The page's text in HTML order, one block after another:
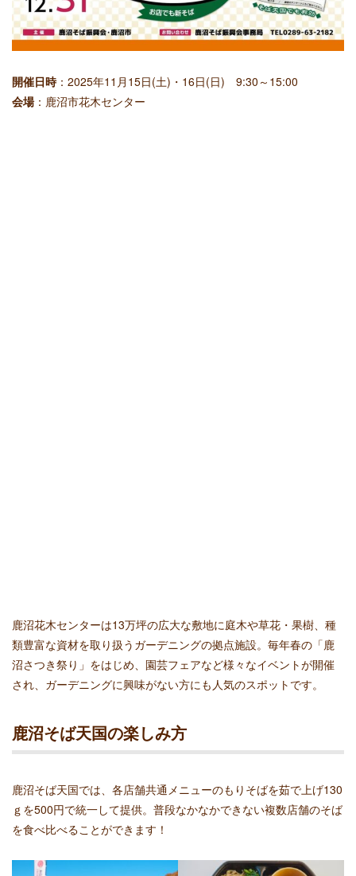
開催日時：2025年11月15日(土)・16日(日) 9:30～15:00
会場：鹿沼市花木センター
鹿沼花木センターは13万坪の広大な敷地に庭木や草花・果樹、種
類豊富な資材を取り扱うガーデニングの拠点施設。毎年春の「鹿
沼さつき祭り」をはじめ、園芸フェアなど様々なイベントが開催
され、ガーデニングに興味がない方にも人気のスポットです。
鹿沼そば天国の楽しみ方
鹿沼そば天国では、各店舗共通メニューのもりそばを茹で上げ130
ｇを500円で統一して提供。普段なかなかできない複数店舗のそば
を食べ比べることができます！